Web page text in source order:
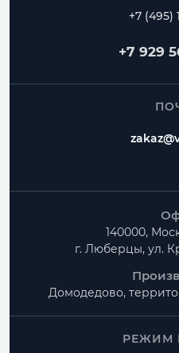
+7 (495)
+7 929
140000,
г. Люберцы, ул.
Домодедово,
РЕЖИМ